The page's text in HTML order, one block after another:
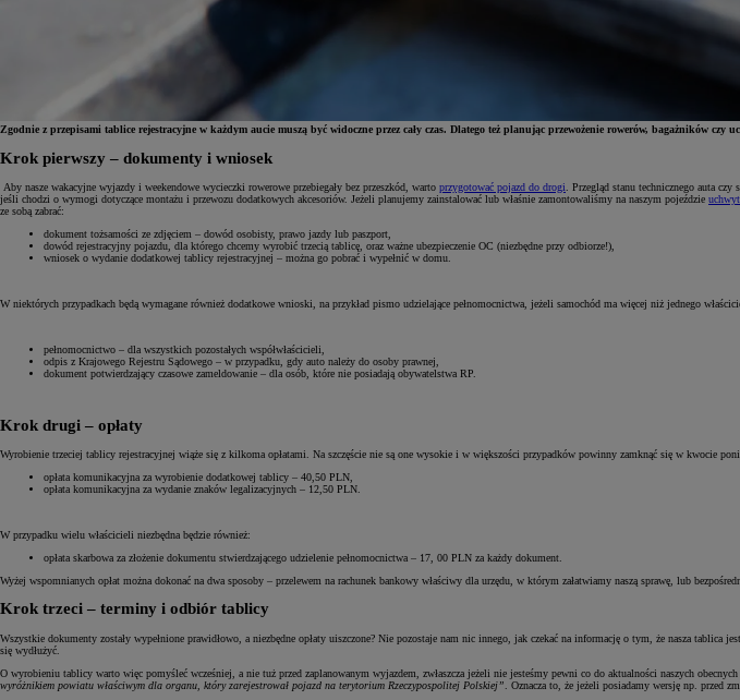
Od81 900 zł
Yaris Cross
HYBRID
Zgodnie z przepisami tablice rejestracyjne w każdym aucie muszą być widoczne przez cały czas. Dlatego też planując przewożenie rowerów, bagażników
Krok pierwszy – dokumenty i wniosek
Aby nasze wakacyjne wyjazdy i weekendowe wycieczki rowerowe przebiegały bez przeszkód, warto przygotować pojazd do drogi . Przegląd stanu technicznego auta
jeśli chodzi o wymogi dotyczące montażu i przewozu dodatkowych akcesoriów. Jeżeli planujemy zainstalować lub właśnie zamontowaliśmy na naszym pojeździe
ze sobą zabrać:
dokument tożsamości ze zdjęciem – dowód osobisty, prawo jazdy lub paszport,
dowód rejestracyjny pojazdu, dla którego chcemy wyrobić trzecią tablicę, oraz ważne ubezpieczenie OC (niezbędne przy odbiorze!),
wniosek o wydanie dodatkowej tablicy rejestracyjnej – można go pobrać i wypełnić w domu.
W niektórych przypadkach będą wymagane również dodatkowe wnioski, na przykład pismo udzielające pełnomocnictwa, jeżeli samochód ma więcej niż jednego
pełnomocnictwo – dla wszystkich pozostałych współwłaścicieli,
odpis z Krajowego Rejestru Sądowego – w przypadku, gdy auto należy do osoby prawnej,
dokument potwierdzający czasowe zameldowanie – dla osób, które nie posiadają obywatelstwa RP.
Krok drugi – opłaty
Wyrobienie trzeciej tablicy rejestracyjnej wiąże się z kilkoma opłatami. Na szczęście nie są one wysokie i w większości przypadków powinny zamknąć się w kwocie
opłata komunikacyjna za wyrobienie dodatkowej tablicy – 40,50 PLN,
opłata komunikacyjna za wydanie znaków legalizacyjnych – 12,50 PLN.
W przypadku wielu właścicieli niezbędna będzie również:
opłata skarbowa za złożenie dokumentu stwierdzającego udzielenie pełnomocnictwa – 17, 00 PLN za każdy dokument.
Wyżej wspomnianych opłat można dokonać na dwa sposoby – przelewem na rachunek bankowy właściwy dla urzędu, w którym załatwiamy naszą sprawę, lub
Krok trzeci – terminy i odbiór tablicy
Wszystkie dokumenty zostały wypełnione prawidłowo, a niezbędne opłaty uiszczone? Nie pozostaje nam nic innego, jak czekać na informację o tym, że nasza
się wydłużyć.
O wyrobieniu tablicy warto więc pomyśleć wcześniej, a nie tuż przed zaplanowanym wyjazdem, zwłaszcza jeżeli nie jesteśmy pewni co do aktualności naszych
wyróżnikiem powiatu właściwym dla organu, który zarejestrował pojazd na terytorium Rzeczypospolitej Polskiej” . Oznacza to, że jeżeli posiadamy wersję np. przed